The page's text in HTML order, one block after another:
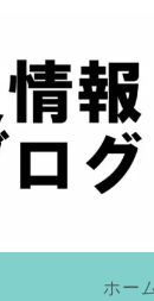
ホー